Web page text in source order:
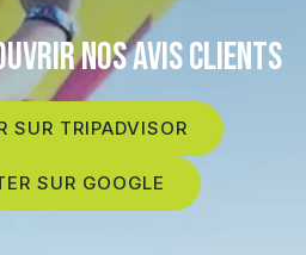
NOS AVIS CLIENTS
SUR TRIPADVISOR
SUR GOOGLE